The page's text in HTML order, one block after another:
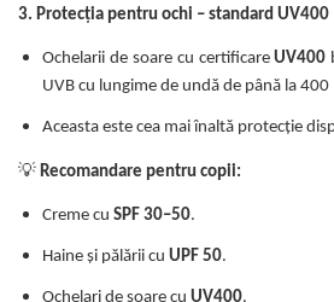
3. Protecția pentru ochi – standard UV400
Ochelarii de soare cu certificareUV400
UVB cu lungime de undă de până la
Aceasta este cea mai înaltă protecție
💡 Recomandare pentru copii:
Creme cu SPF 30–50.
Haine și pălării cu UPF 50.
Ochelari de soare cu UV400.